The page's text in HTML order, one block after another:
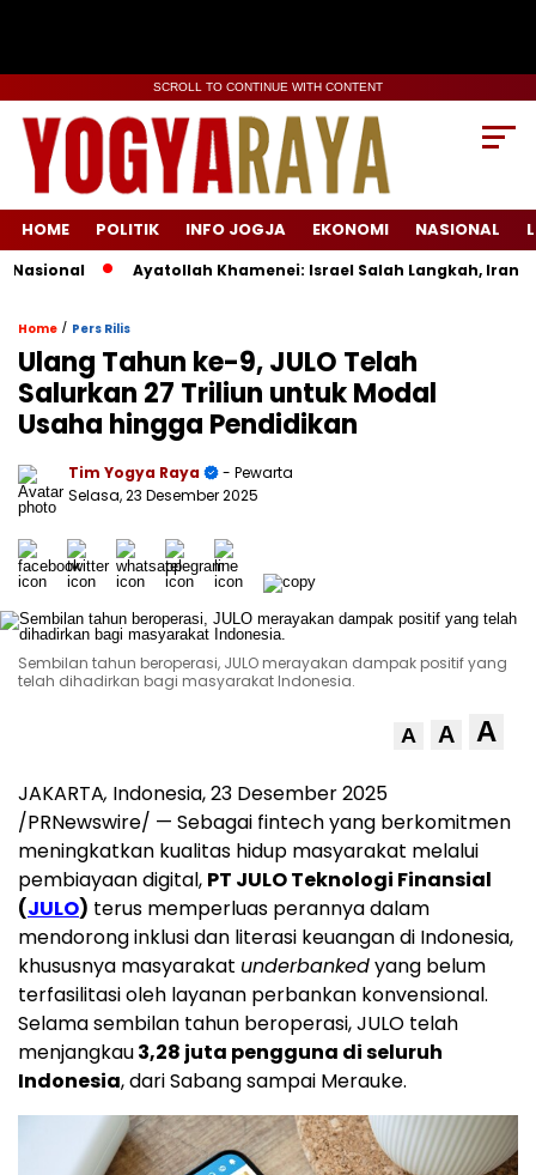
SCROLL TO CONTINUE WITH CONTENT
HOME POLITIK INFO JOGJA EKONOMI NASIONAL
Ayatollah Khamenei: Israel Salah Langkah, Iran Siap
Home / Pers Rilis
Ulang Tahun ke-9, JULO Telah
Salurkan 27 Triliun untuk Modal
Usaha hingga Pendidikan
Tim Yogya Raya
- Pewarta
Selasa, 23 Desember 2025
Sembilan tahun beroperasi, JULO merayakan dampak positif yang
telah dihadirkan bagi masyarakat Indonesia.
A A A
JAKARTA, Indonesia, 23 Desember 2025
/PRNewswire/ — Sebagai fintech yang berkomitmen
meningkatkan kualitas hidup masyarakat melalui
pembiayaan digital, PT JULO Teknologi Finansial
(JULO) terus memperluas perannya dalam
mendorong inklusi dan literasi keuangan di Indonesia,
khususnya masyarakat underbankedyang belum
terfasilitasi oleh layanan perbankan konvensional.
Selama sembilan tahun beroperasi, JULO telah
menjangkau3,28 juta pengguna di seluruh
Indonesia, dari Sabang sampai Merauke.